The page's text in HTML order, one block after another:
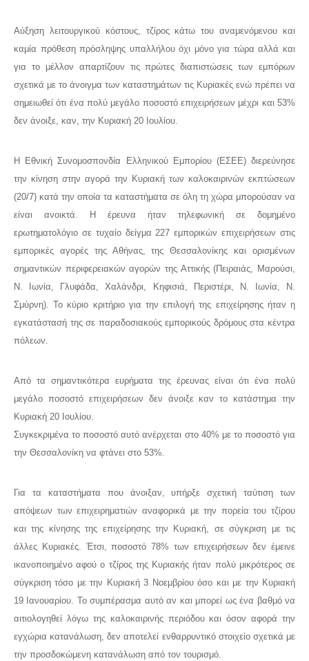
Αύξηση λειτουργικού κόστους, τζίρος κάτω του αναμενόμενου και
καμία πρόθεση πρόσληψης υπαλλήλου όχι μόνο για τώρα αλλά και
για το μέλλον απαρτίζουν τις πρώτες διαπιστώσεις των εμπόρων
σχετικά με το άνοιγμα των καταστημάτων τις Κυριακές ενώ πρέπει να
σημειωθεί ότι ένα πολύ μεγάλο ποσοστό επιχειρήσεων μέχρι και 53%
δεν άνοιξε, καν, την Κυριακή 20 Ιουλίου.
Η Εθνική Συνομοσπονδία Ελληνικού Εμπορίου (ΕΣΕΕ) διερεύνησε
την κίνηση στην αγορά την Κυριακή των καλοκαιρινών εκπτώσεων
(20/7) κατά την οποία τα καταστήματα σε όλη τη χώρα μπορούσαν να
είναι ανοικτά. Η έρευνα ήταν τηλεφωνική σε δομημένο
ερωτηματολόγιο σε τυχαίο δείγμα 227 εμπορικών επιχειρήσεων στις
εμπορικές αγορές της Αθήνας, της Θεσσαλονίκης και ορισμένων
σημαντικών περιφερειακών αγορών της Αττικής (Πειραιάς, Μαρούσι,
Ν. Ιωνία, Γλυφάδα, Χαλάνδρι, Κηφισιά, Περιστέρι, Ν. Ιωνία, Ν.
Σμύρνη). Το κύριο κριτήριο για την επιλογή της επιχείρησης ήταν η
εγκατάστασή της σε παραδοσιακούς εμπορικούς δρόμους στα κέντρα
πόλεων.
Από τα σημαντικότερα ευρήματα της έρευνας είναι ότι ένα πολύ
μεγάλο ποσοστό επιχειρήσεων δεν άνοιξε καν το κατάστημα την
Κυριακή 20 Ιουλίου.
Συγκεκριμένα το ποσοστό αυτό ανέρχεται στο 40% με το ποσοστό για
την Θεσσαλονίκη να φτάνει στο 53%.
Για τα καταστήματα που άνοιξαν, υπήρξε σχετική ταύτιση των
απόψεων των επιχειρηματιών αναφορικά με την πορεία του τζίρου
και της κίνησης της επιχείρησης την Κυριακή, σε σύγκριση με τις
άλλες Κυριακές. Έτσι, ποσοστό 78% των επιχειρήσεων δεν έμεινε
ικανοποιημένο αφού ο τζίρος της Κυριακής ήταν πολύ μικρότερος σε
σύγκριση τόσο με την Κυριακή 3 Νοεμβρίου όσο και με την Κυριακή
19 Ιανουαρίου. Το συμπέρασμα αυτό αν και μπορεί ως ένα βαθμό να
αιτιολογηθεί λόγω της καλοκαιρινής περιόδου και όσον αφορά την
εγχώρια κατανάλωση, δεν αποτελεί ενθαρρυντικό στοιχείο σχετικά με
την προσδοκώμενη κατανάλωση από τον τουρισμό.